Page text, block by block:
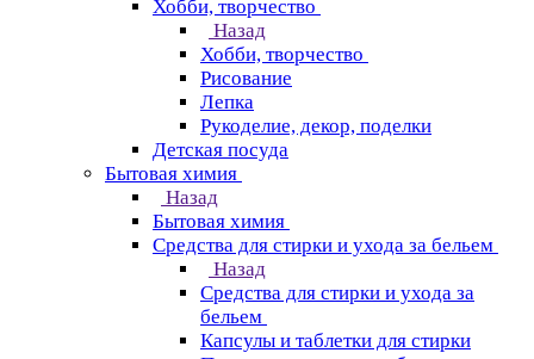
Хобби, творчество
Назад
Хобби, творчество
Рисование
Лепка
Рукоделие, декор, поделки
Детская посуда
Бытовая химия
Назад
Бытовая химия
Средства для стирки и ухода за бельем
Назад
Средства для стирки и ухода за
бельем
Капсулы и таблетки для стирки